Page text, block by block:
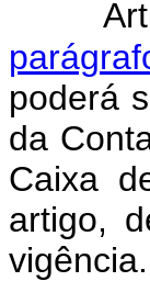
poderá
da
Caixa
artigo,
vigência.